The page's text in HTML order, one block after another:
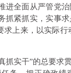
进全面从严管党
抓紧抓实，实事
上来，以实际行
抓实干”的总要求